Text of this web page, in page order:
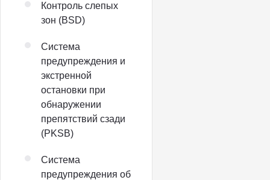
Контроль слепых
зон (BSD)
Система
предупреждения и
экстренной
остановки при
обнаружении
препятствий сзади
(PKSB)
Система
предупреждения об